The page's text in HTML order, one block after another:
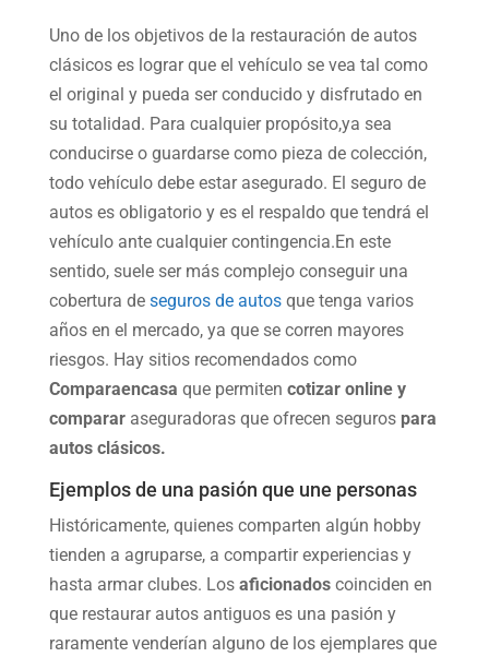
Uno de los objetivos de la restauración de autos
clásicos es lograr que el vehículo se vea tal como
el original y pueda ser conducido y disfrutado en
su totalidad. Para cualquier propósito,ya sea
conducirse o guardarse como pieza de colección,
todo vehículo debe estar asegurado. El seguro de
autos es obligatorio y es el respaldo que tendrá el
vehículo ante cualquier contingencia.En este
sentido, suele ser más complejo conseguir una
cobertura de seguros de autosque tenga varios
años en el mercado, ya que se corren mayores
riesgos. Hay sitios recomendados como
Comparaencasa que permiten cotizar online y
compararaseguradoras que ofrecen segurospara
autos clásicos.
Ejemplos de una pasión que une personas
Históricamente, quienes comparten algún hobby
tienden a agruparse, a compartir experiencias y
hasta armar clubes. Los aficionadoscoinciden en
que restaurar autos antiguos es una pasión y
raramente venderían alguno de los ejemplares que